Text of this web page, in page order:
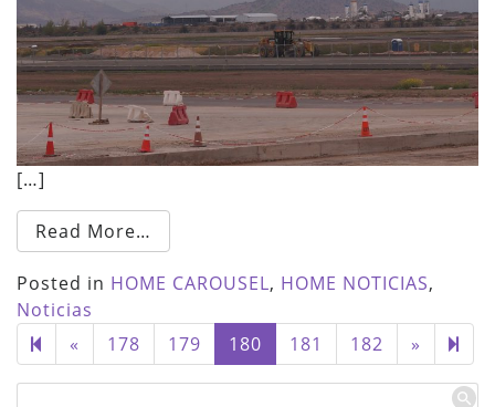
[…]
Read More…
Posted in HOME CAROUSEL, HOME NOTICIAS,
Noticias
« Previous
page
178 179 180 181 182 » Next
page